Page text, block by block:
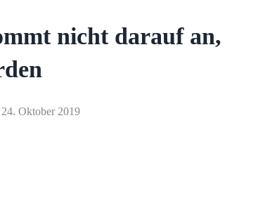
nicht darauf an,
Oktober 2019